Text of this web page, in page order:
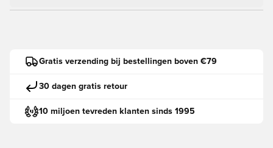
Gratis verzending bij bestellingen boven €79
30 dagen gratis retour
10 miljoen tevreden klanten sinds 1995